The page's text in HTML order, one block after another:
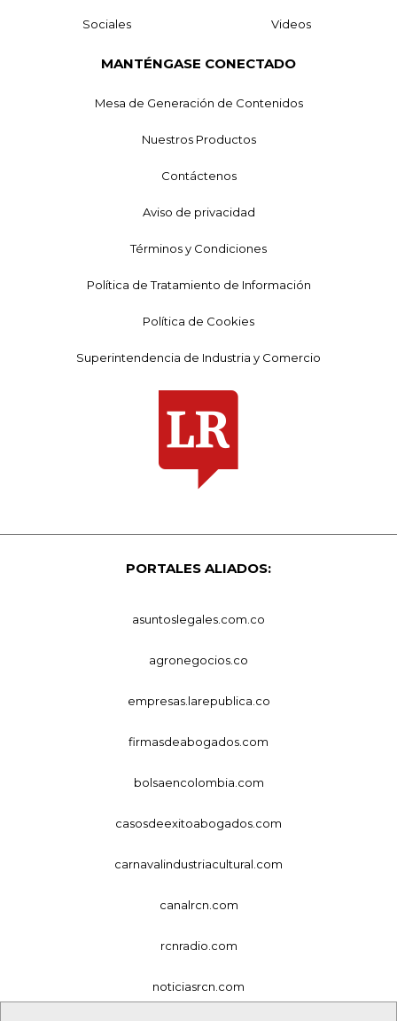
Sociales Videos
MANTÉNGASE CONECTADO
Mesa de Generación de Contenidos
Nuestros Productos
Contáctenos
Aviso de privacidad
Términos y Condiciones
Política de Tratamiento de Información
Política de Cookies
Superintendencia de Industria y Comercio
PORTALES ALIADOS:
asuntoslegales.com.co
agronegocios.co
empresas.larepublica.co
firmasdeabogados.com
bolsaencolombia.com
casosdeexitoabogados.com
carnavalindustriacultural.com
canalrcn.com
rcnradio.com
noticiasrcn.com